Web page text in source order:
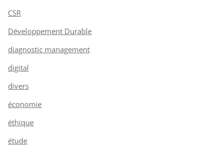
CSR
Développement Durable
diagnostic management
digital
divers
économie
éthique
étude